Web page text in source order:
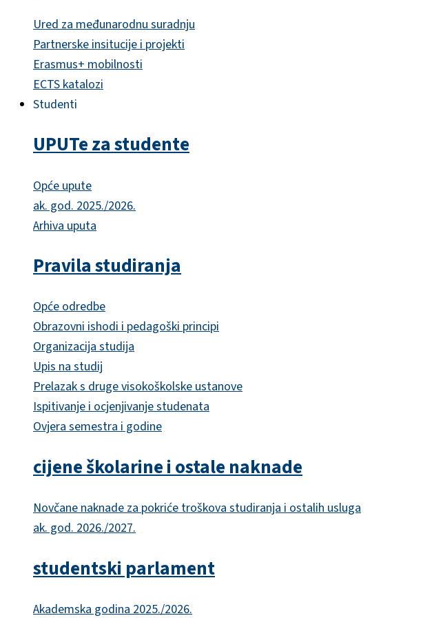
Ured za međunarodnu suradnju
Partnerske insitucije i projekti
Erasmus+ mobilnosti
ECTS katalozi
Studenti
UPUTe za studente
Opće upute
ak. god. 2025./2026.
Arhiva uputa
Pravila studiranja
Opće odredbe
Obrazovni ishodi i pedagoški principi
Organizacija studija
Upis na studij
Prelazak s druge visokoškolske ustanove
Ispitivanje i ocjenjivanje studenata
Ovjera semestra i godine
cijene školarine i ostale naknade
Novčane naknade za pokriće troškova studiranja i ostalih usluga
ak. god. 2026./2027.
studentski parlament
Akademska godina 2025./2026.